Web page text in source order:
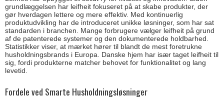
grundlæggelsen har leifheit fokuseret på at skabe produkter, der
gør hverdagen lettere og mere effektiv. Med kontinuerlig
produktudvikling har de introduceret unikke løsninger, som har sat
standarden i branchen. Mange forbrugere vælger leifheit på grund
af de patenterede systemer og den dokumenterede holdbarhed.
Statistikker viser, at mærket hører til blandt de mest foretrukne
husholdningsbrands i Europa. Danske hjem har især taget leifheit til
sig, fordi produkterne matcher behovet for funktionalitet og lang
levetid.
Fordele ved Smarte Husholdningsløsninger